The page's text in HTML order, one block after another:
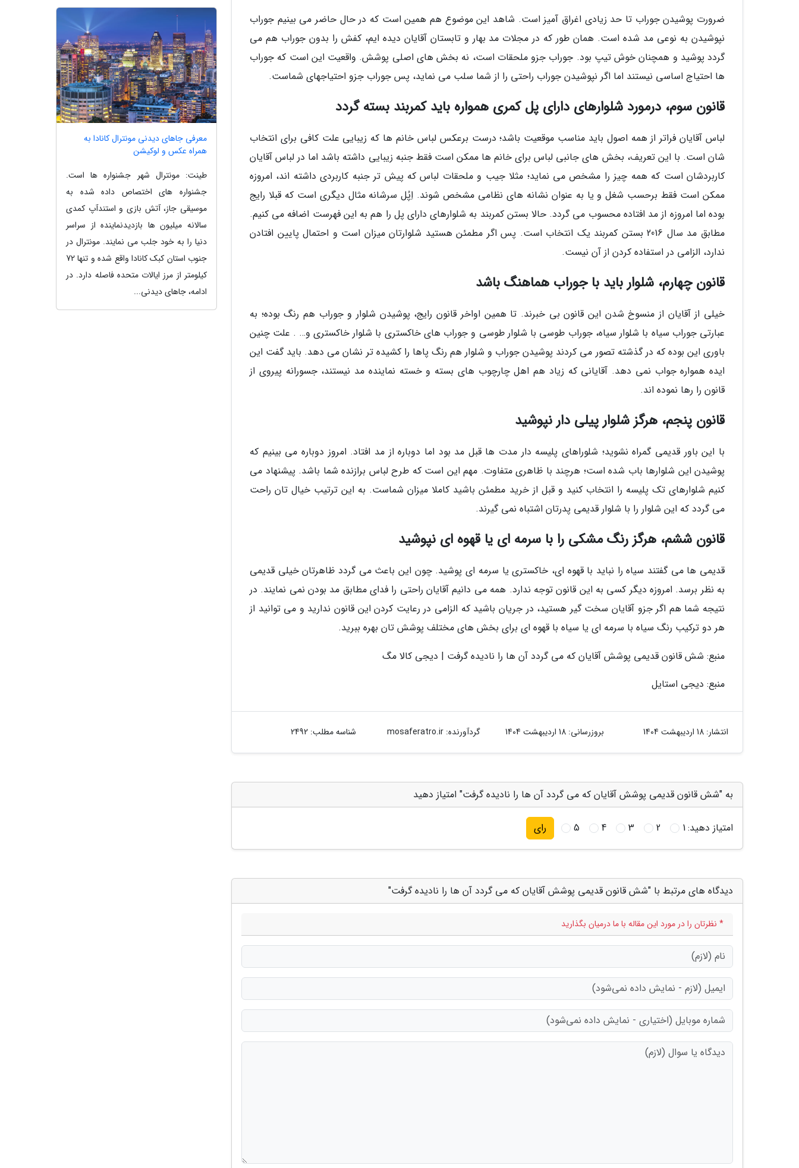
ضرورت پوشیدن جوراب تا حد زیادی اغراق آمیز است. شاهد این موضوع هم همین است که در حال حاضر می بینیم جوراب
نپوشیدن به نوعی مد شده است. همان طور که در مجلات مد بهار و تابستان آقایان دیده ایم، کفش را بدون جوراب هم می
گردد پوشید و همچنان خوش تیپ بود. جوراب جزو ملحقات است، نه بخش های اصلی پوشش. واقعیت این است که جوراب
ها احتیاج اساسی نیستند اما اگر نپوشیدن جوراب راحتی را از شما سلب می نماید، پس جوراب جزو احتیاجهای شماست.
قانون سوم، درمورد شلوارهای دارای پل کمری همواره باید کمربند بسته گردد
لباس آقایان فراتر از همه اصول باید مناسب موقعیت باشد؛ درست برعکس لباس خانم ها که زیبایی علت کافی برای انتخاب
شان است. با این تعریف، بخش های جانبی لباس برای خانم ها ممکن است فقط جنبه زیبایی داشته باشد اما در لباس آقایان
کاربردشان است که همه چیز را مشخص می نماید؛ مثلا جیب و ملحقات لباس که پیش تر جنبه کاربردی داشته اند، امروزه
ممکن است فقط برحسب شغل و یا به عنوان نشانه های نظامی مشخص شوند. اِپُل سرشانه مثال دیگری است که قبلا رایج
بوده اما امروزه از مد افتاده محسوب می گردد. حالا بستن کمربند به شلوارهای دارای پل را هم به این فهرست اضافه می کنیم.
مطابق مد سال 2016 بستن کمربند یک انتخاب است. پس اگر مطمئن هستید شلوارتان میزان است و احتمال پایین افتادن
ندارد، الزامی در استفاده کردن از آن نیست.
قانون چهارم، شلوار باید با جوراب هماهنگ باشد
خیلی از آقایان از منسوخ شدن این قانون بی خبرند. تا همین اواخر قانون رایج، پوشیدن شلوار و جوراب هم رنگ بوده؛ به
عبارتی جوراب سیاه با شلوار سیاه، جوراب طوسی با شلوار طوسی و جوراب های خاکستری با شلوار خاکستری و… . علت چنین
باوری این بوده که در گذشته تصور می کردند پوشیدن جوراب و شلوار هم رنگ پاها را کشیده تر نشان می دهد. باید گفت این
ایده همواره جواب نمی دهد. آقایانی که زیاد هم اهل چارچوب های بسته و خسته نماینده مد نیستند، جسورانه پیروی از
قانون را رها نموده اند.
قانون پنجم، هرگز شلوار پیلی دار نپوشید
با این باور قدیمی گمراه نشوید؛ شلوراهای پلیسه دار مدت ها قبل مد بود اما دوباره از مد افتاد. امروز دوباره می بینیم که
پوشیدن این شلوارها باب شده است؛ هرچند با ظاهری متفاوت. مهم این است که طرح لباس برازنده شما باشد. پیشنهاد می
کنیم شلوارهای تک پلیسه را انتخاب کنید و قبل از خرید مطمئن باشید کاملا میزان شماست. به این ترتیب خیال تان راحت
می گردد که این شلوار را با شلوار قدیمی پدرتان اشتباه نمی گیرند.
قانون ششم، هرگز رنگ مشکی را با سرمه ای یا قهوه ای نپوشید
قدیمی ها می گفتند سیاه را نباید با قهوه ای، خاکستری یا سرمه ای پوشید. چون این باعث می گردد ظاهرتان خیلی قدیمی
به نظر برسد. امروزه دیگر کسی به این قانون توجه ندارد. همه می دانیم آقایان راحتی را فدای مطابق مد بودن نمی نمایند. در
نتیجه شما هم اگر جزو آقایان سخت گیر هستید، در جریان باشید که الزامی در رعایت کردن این قانون ندارید و می توانید از
هر دو ترکیب رنگ سیاه با سرمه ای یا سیاه با قهوه ای برای بخش های مختلف پوشش تان بهره ببرید.
منبع: شش قانون قدیمی پوشش آقایان که می گردد آن ها را نادیده گرفت | دیجی کالا مگ
منبع: دیجی استایل
انتشار: 18 اردیبهشت 1404 بروزرسانی: 18 اردیبهشت 1404 گردآورنده:mosaferatro.ir شناسه مطلب: 2492
به "شش قانون قدیمی پوشش آقایان که می گردد آن ها را نادیده گرفت" امتیاز دهید
امتیاز دهید:1
2
3
4
5 رای
دیدگاه های مرتبط با "شش قانون قدیمی پوشش آقایان که می گردد آن ها را نادیده گرفت"
* نظرتان را در مورد این مقاله با ما درمیان بگذارید
معرفی جاهای دیدنی مونترال کانادا به
همراه عکس و لوکیشن
طینت: مونترال شهر جشنواره ها است.
جشنواره های اختصاص داده شده به
موسیقی جاز، آتش بازی و استندآپ کمدی
سالانه میلیون ها بازدیدنماینده از سراسر
دنیا را به خود جلب می نمایند. مونترال در
جنوب استان کبک کانادا واقع شده و تنها 72
کیلومتر از مرز ایالات متحده فاصله دارد. در
ادامه، جاهای دیدنی...